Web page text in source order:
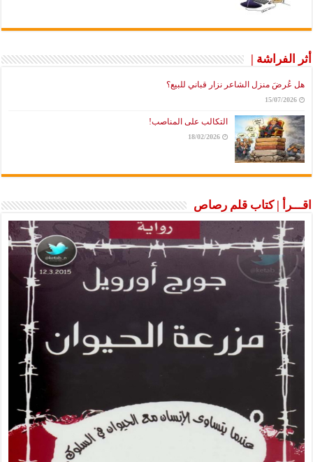
أثر الفراشة |
هل عُرضَ منزل الشاعر نزار قباني للبيع؟
15/07/2026
التكالب على المناصب!
18/02/2026
اقـــرأ | كتاب قلم رصاص